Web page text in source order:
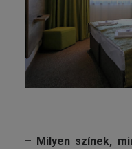
– Milyen színek,